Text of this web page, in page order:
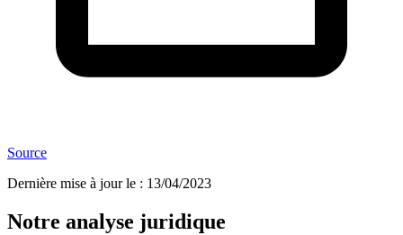
Source
Dernière mise à jour le : 13/04/2023
Notre analyse juridique